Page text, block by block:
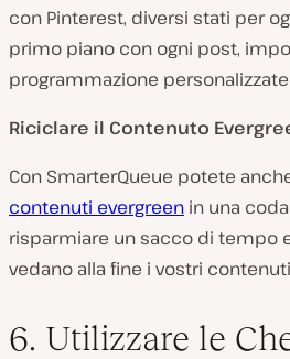
con Pinterest, diversi stati per
primo piano con ogni post,
programmazione
Riciclare il Contenuto
Con SmarterQueue potete
contenuti evergreen in una
risparmiare un sacco di tempo
vedano alla fine i vostri
6. Utilizzare le